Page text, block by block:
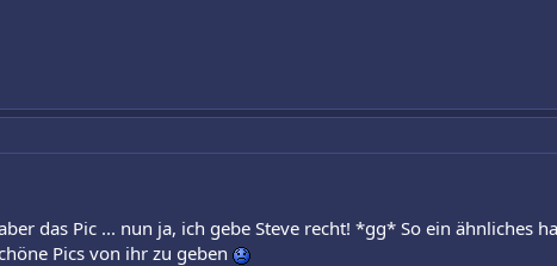
das Pic ... nun ja, ich gebe Steve recht! *gg* So ein ähnliches
Pics von ihr zu geben